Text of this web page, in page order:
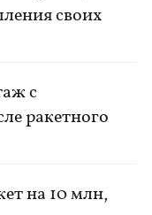
своих
с
ракетного
на 10 млн,